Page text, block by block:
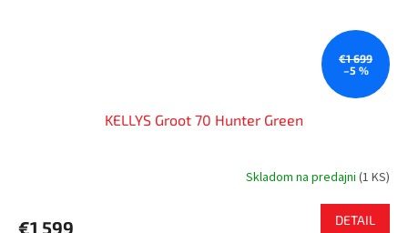
€1 699
–5 %
KELLYS Groot 70 Hunter Green
Skladom na predajni (1 KS)
€1 599 DETAIL